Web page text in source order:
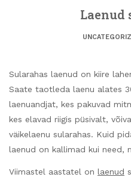
Laenud
Sularahas laenud on kiire
Saate taotleda laenu alates
laenuandjat, kes pakuvad
kes elavad riigis püsivalt,
väikelaenu sularahas. Kuid
laenud on kallimad kui need,
Viimastel aastatel on laenud